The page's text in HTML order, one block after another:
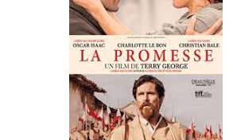
2018
:
Trésors
Cachés
à
UCLA
(University
of
California
Los